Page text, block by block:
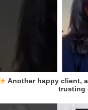
Another happy client,
trusting